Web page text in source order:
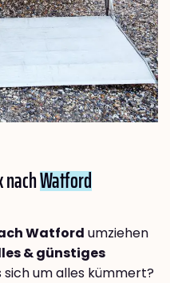
Watford
Watford umziehen
& günstiges
sich um alles kümmert?